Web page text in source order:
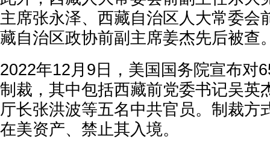
主席张永泽、西藏自治区人大常委会
藏自治区政协前副主席姜杰先后被查
2022年12月9日，美国国务院宣布对
制裁，其中包括西藏前党委书记吴英
厅长张洪波等五名中共官员。制裁方
在美资产、禁止其入境。